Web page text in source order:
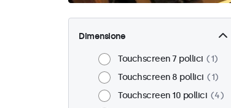
Dimensione
Touchscreen 7 pollici
1
Touchscreen 8 pollici
1
Touchscreen 10 pollici
4